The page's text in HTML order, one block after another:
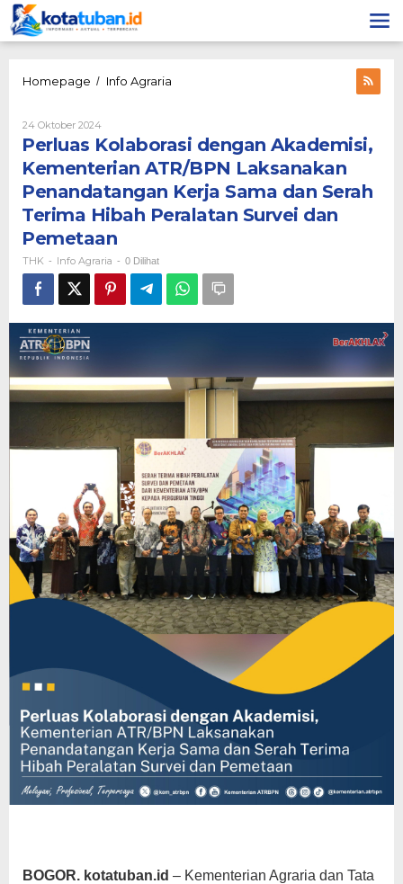
Lewati
ke
konten
Homepage / Info Agraria
Kementerian
ATR/BPN
Laksanakan
Penandatangan
Kerja
Sama
Terima
Hibah
Peralatan
Survei
24 Oktober 2024Oleh
THK
Perluas Kolaborasi dengan Akademisi,
Kementerian ATR/BPN Laksanakan
Penandatangan Kerja Sama dan Serah
Terima Hibah Peralatan Survei dan
Pemetaan
THK - Info Agraria - 0 Dilihat
BOGOR. kotatuban.id – Kementerian Agraria dan Tata